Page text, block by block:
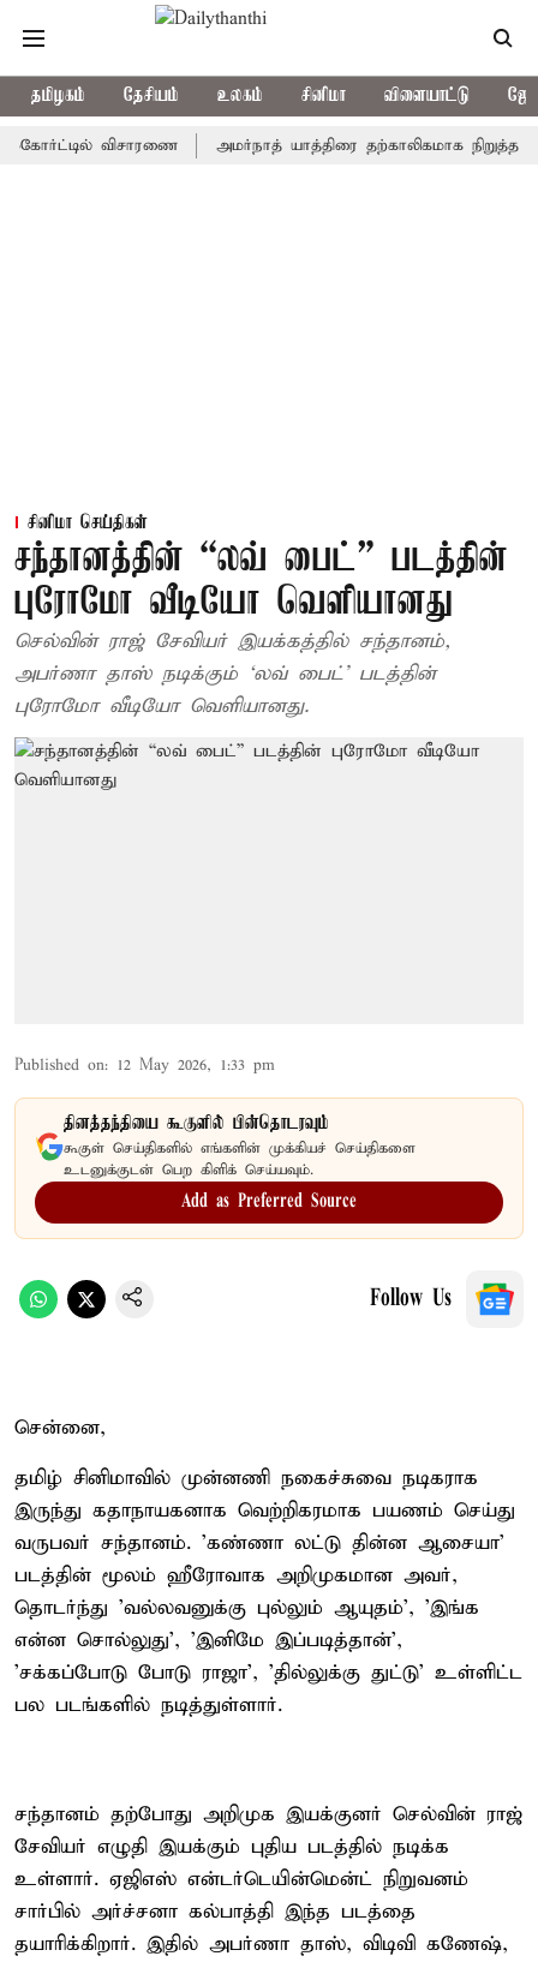
தமிழகம் தேசியம் உலகம் சினிமா விளையாட்டு
விசாரணை அமர்நாத் யாத்திரை தற்காலிகமாக நிறுத்தம்
சினிமா செய்திகள்
சந்தானத்தின் “லவ் பைட்” படத்தின்
புரோமோ வீடியோ வெளியானது
செல்வின் ராஜ் சேவியர் இயக்கத்தில் சந்தானம்,
அபர்ணா தாஸ் நடிக்கும் ‘லவ் பைட்’ படத்தின்
புரோமோ வீடியோ வெளியானது.
Published on: 12 May 2026, 1:33 pm
தினத்தந்தியை கூகுளில் பின்தொடரவும்
கூகுள் செய்திகளில் எங்களின் முக்கியச் செய்திகளை
உடனுக்குடன் பெற கிளிக் செய்யவும்.
Add as Preferred Source
Follow Us
சென்னை,
தமிழ் சினிமாவில் முன்னணி நகைச்சுவை நடிகராக
இருந்து கதாநாயகனாக வெற்றிகரமாக பயணம் செய்து
வருபவர் சந்தானம். 'கண்ணா லட்டு தின்ன ஆசையா'
படத்தின் மூலம் ஹீரோவாக அறிமுகமான அவர்,
தொடர்ந்து 'வல்லவனுக்கு புல்லும் ஆயுதம்', 'இங்க
என்ன சொல்லுது', 'இனிமே இப்படித்தான்',
'சக்கப்போடு போடு ராஜா', 'தில்லுக்கு துட்டு' உள்ளிட்ட
பல படங்களில் நடித்துள்ளார்.
சந்தானம் தற்போது அறிமுக இயக்குனர் செல்வின் ராஜ்
சேவியர் எழுதி இயக்கும் புதிய படத்தில் நடிக்க
உள்ளார். ஏஜிஎஸ் என்டர்டெயின்மென்ட் நிறுவனம்
சார்பில் அர்ச்சனா கல்பாத்தி இந்த படத்தை
தயாரிக்கிறார். இதில் அபர்ணா தாஸ், விடிவி கணேஷ்,